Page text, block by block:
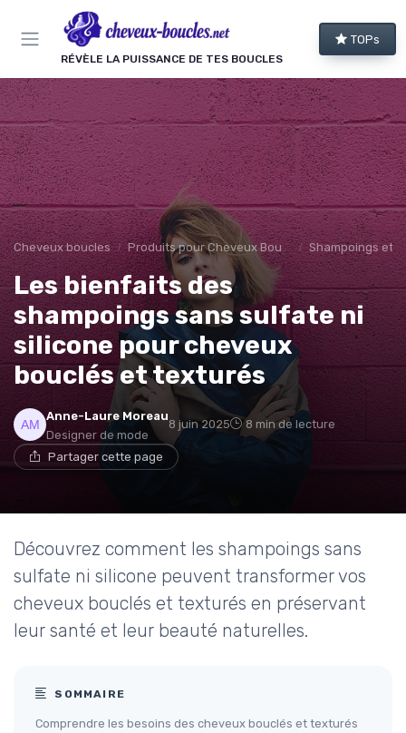
RÉVÈLE LA PUISSANCE DE TES BOUCLES
TOPs
Cheveux boucles Produits pour Cheveux Bouclés et Texturés Shampoings et
Les bienfaits des
shampoings sans sulfate ni
silicone pour cheveux
bouclés et texturés
Anne-Laure Moreau
Designer de mode
8 juin 2025 8 min de lecture
Partager cette page
Découvrez comment les shampoings sans
sulfate ni silicone peuvent transformer vos
cheveux bouclés et texturés en préservant
leur santé et leur beauté naturelles.
SOMMAIRE
Comprendre les besoins des cheveux bouclés et texturés
Panneau de gestion des cookies